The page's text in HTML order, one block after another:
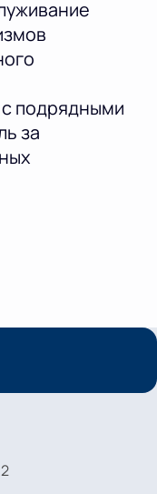
подрядными
за